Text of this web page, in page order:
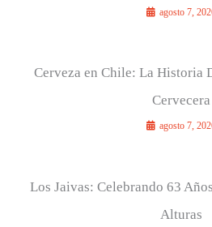
agosto 7,
Cerveza en Chile: La Historia
Cervecera
agosto 7,
Los Jaivas: Celebrando 63
Alturas